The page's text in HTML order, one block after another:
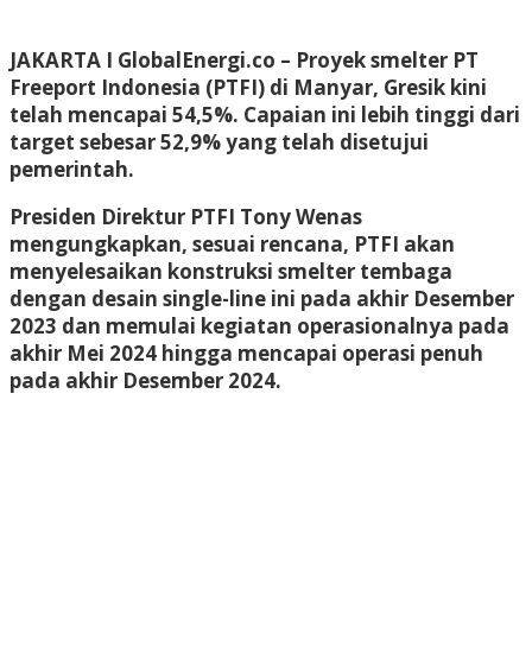
JAKARTA I GlobalEnergi.co – Proyek smelter PT
Freeport Indonesia (PTFI) di Manyar, Gresik kini
telah mencapai 54,5%. Capaian ini lebih tinggi dari
target sebesar 52,9% yang telah disetujui
pemerintah.
Presiden Direktur PTFI Tony Wenas
mengungkapkan, sesuai rencana, PTFI akan
menyelesaikan konstruksi smelter tembaga
dengan desain single-line ini pada akhir Desember
2023 dan memulai kegiatan operasionalnya pada
akhir Mei 2024 hingga mencapai operasi penuh
pada akhir Desember 2024.